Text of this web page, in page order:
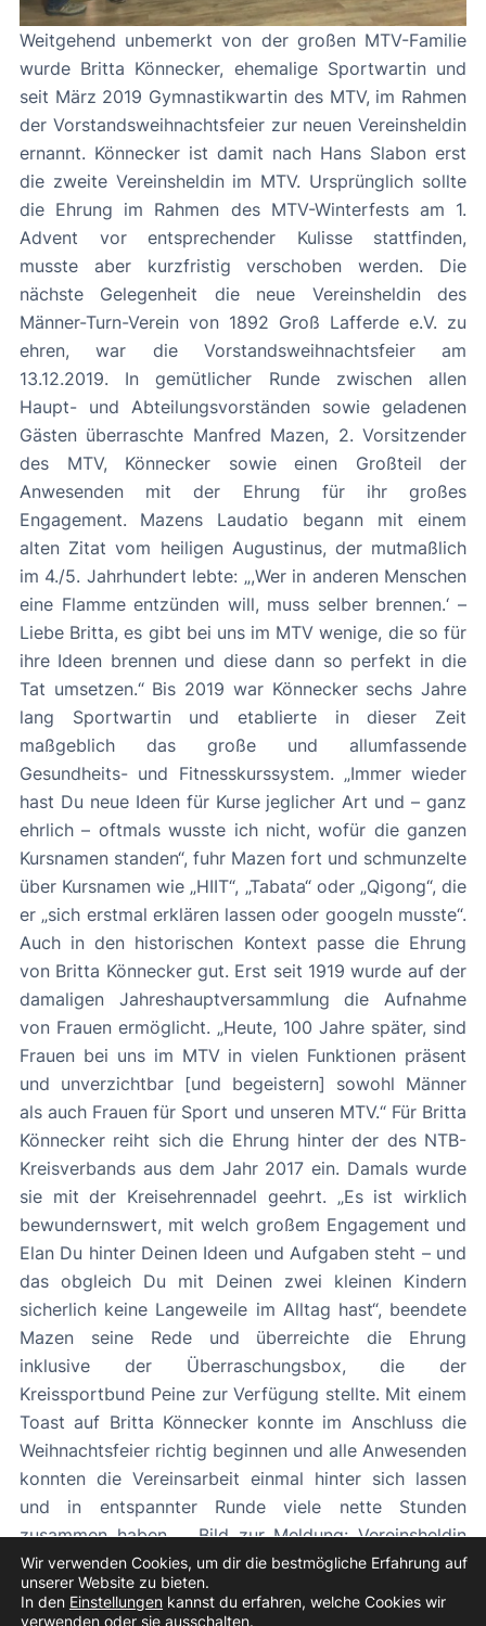
Weitgehend unbemerkt von der großen MTV-Familie
wurde Britta Könnecker, ehemalige Sportwartin und
seit März 2019 Gymnastikwartin des MTV, im Rahmen
der Vorstandsweihnachtsfeier zur neuen Vereinsheldin
ernannt. Könnecker ist damit nach Hans Slabon erst
die zweite Vereinsheldin im MTV. Ursprünglich sollte
die Ehrung im Rahmen des MTV-Winterfests am 1.
Advent vor entsprechender Kulisse stattfinden,
musste aber kurzfristig verschoben werden. Die
nächste Gelegenheit die neue Vereinsheldin des
Männer-Turn-Verein von 1892 Groß Lafferde e.V. zu
ehren, war die Vorstandsweihnachtsfeier am
13.12.2019. In gemütlicher Runde zwischen allen
Haupt- und Abteilungsvorständen sowie geladenen
Gästen überraschte Manfred Mazen, 2. Vorsitzender
des MTV, Könnecker sowie einen Großteil der
Anwesenden mit der Ehrung für ihr großes
Engagement. Mazens Laudatio begann mit einem
alten Zitat vom heiligen Augustinus, der mutmaßlich
im 4./5. Jahrhundert lebte: „,Wer in anderen Menschen
eine Flamme entzünden will, muss selber brennen.‘ –
Liebe Britta, es gibt bei uns im MTV wenige, die so für
ihre Ideen brennen und diese dann so perfekt in die
Tat umsetzen.“ Bis 2019 war Könnecker sechs Jahre
lang Sportwartin und etablierte in dieser Zeit
maßgeblich das große und allumfassende
Gesundheits- und Fitnesskurssystem. „Immer wieder
hast Du neue Ideen für Kurse jeglicher Art und – ganz
ehrlich – oftmals wusste ich nicht, wofür die ganzen
Kursnamen standen“, fuhr Mazen fort und schmunzelte
über Kursnamen wie „HIIT“, „Tabata“ oder „Qigong“, die
er „sich erstmal erklären lassen oder googeln musste“.
Auch in den historischen Kontext passe die Ehrung
von Britta Könnecker gut. Erst seit 1919 wurde auf der
damaligen Jahreshauptversammlung die Aufnahme
von Frauen ermöglicht. „Heute, 100 Jahre später, sind
Frauen bei uns im MTV in vielen Funktionen präsent
und unverzichtbar [und begeistern] sowohl Männer
als auch Frauen für Sport und unseren MTV.“ Für Britta
Könnecker reiht sich die Ehrung hinter der des NTB-
Kreisverbands aus dem Jahr 2017 ein. Damals wurde
sie mit der Kreisehrennadel geehrt. „Es ist wirklich
bewundernswert, mit welch großem Engagement und
Elan Du hinter Deinen Ideen und Aufgaben steht – und
das obgleich Du mit Deinen zwei kleinen Kindern
sicherlich keine Langeweile im Alltag hast“, beendete
Mazen seine Rede und überreichte die Ehrung
inklusive der Überraschungsbox, die der
Kreissportbund Peine zur Verfügung stellte. Mit einem
Toast auf Britta Könnecker konnte im Anschluss die
Weihnachtsfeier richtig beginnen und alle Anwesenden
konnten die Vereinsarbeit einmal hinter sich lassen
und in entspannter Runde viele nette Stunden
zusammen haben. Bild zur Meldung: Vereinsheldin
Britta Könnecker und Manfred Mazen (vorne, v.l.)
« Vorheriger Beitrag Nächster Beitrag
Wir verwenden Cookies, um dir die bestmögliche Erfahrung auf
unserer Website zu bieten.
In den Einstellungen kannst du erfahren, welche Cookies wir
verwenden oder sie ausschalten.